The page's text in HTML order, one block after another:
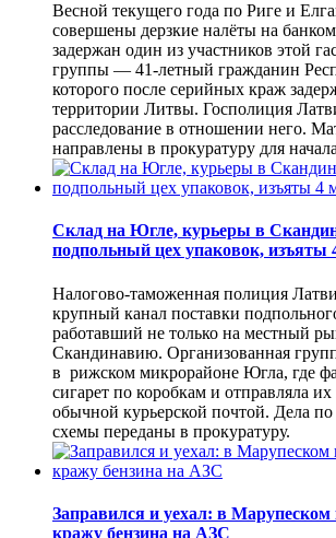
Весной текущего года по Риге и
совершены дерзкие налёты на
задержан один из участников этой
группы — 41-летный гражданин
которого после серийных краж
территории Литвы. Госполиция
расследование в отношении него.
направлены в прокуратуру для
Склад на Югле, курьеры в
подпольный цех упаковок, изъяты
Налогово-таможенная полиция
крупный канал поставки
работавший не только на местный
Скандинавию. Организованная
в рижском микрорайоне Югла, где
сигарет по коробкам и отправляла их
обычной курьерской почтой. Дела
схемы переданы в прокуратуру.
Заправился и уехал: в Марупеском
кражу бензина на АЗС